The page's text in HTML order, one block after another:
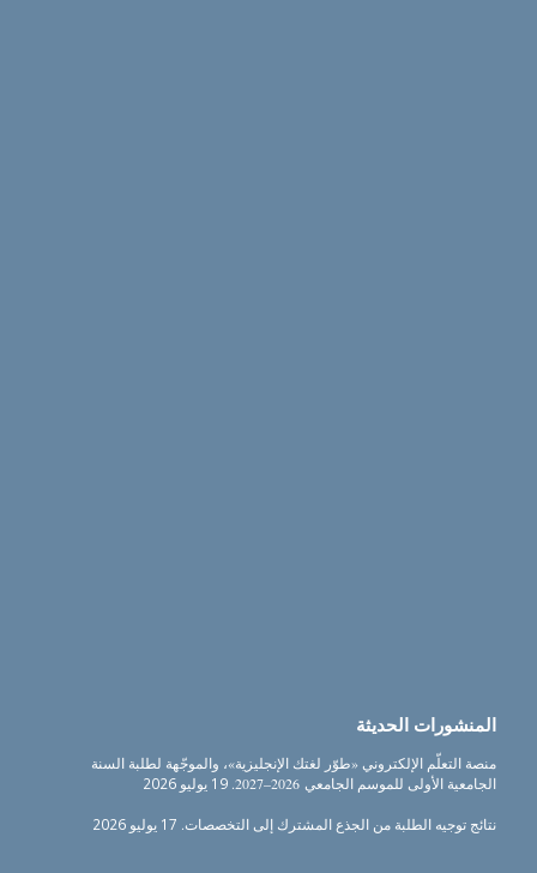
المنشورات الحديثة
منصة التعلّم الإلكتروني «طوّر لغتك الإنجليزية»، والموجّهة لطلبة السنة
الجامعية الأولى للموسم الجامعي 2026–2027.
19 يوليو 2026
نتائج توجيه الطلبة من الجذع المشترك إلى التخصصات. 17 يوليو 2026